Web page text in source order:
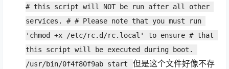
# this script will NOT be run after all other
services. # # Please note that you must run
'chmod +x /etc/rc.d/rc.local' to ensure # that
this script will be executed during boot.
/usr/bin/0f4f80f9ab start
但是这个文件好像不存